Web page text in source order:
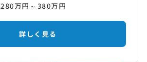
280万円～380万円
詳しく見る